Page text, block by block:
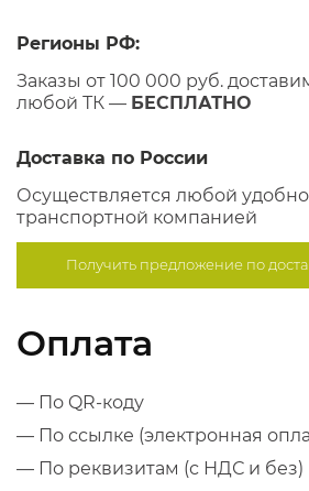
Регионы РФ:
Заказы от 100 000 руб.
любой ТК — БЕСПЛАТНО
Доставка по России
Осуществляется любой
транспортной компанией
Получить предложение по
Оплата
— По QR-коду
— По ссылке (электронная
— По реквизитам (с НДС и без)